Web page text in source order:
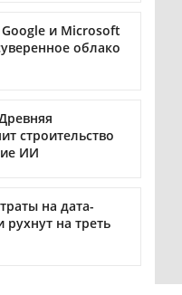
и Microsoft
облако
строительство
ИИ
на дата-
рухнут на треть